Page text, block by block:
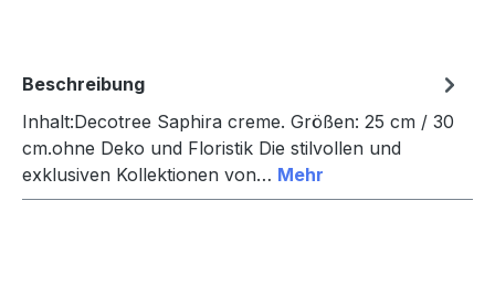
Beschreibung
Inhalt:Decotree Saphira creme. Größen: 25 cm / 30
cm.ohne Deko und Floristik Die stilvollen und
exklusiven Kollektionen von… Mehr